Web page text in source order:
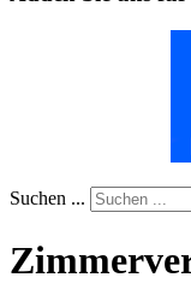
Suchen ...